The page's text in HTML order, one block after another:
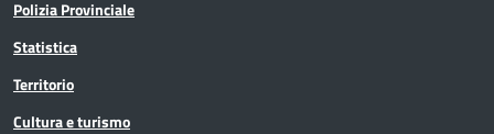
Polizia Provinciale
Statistica
Territorio
Cultura e turismo